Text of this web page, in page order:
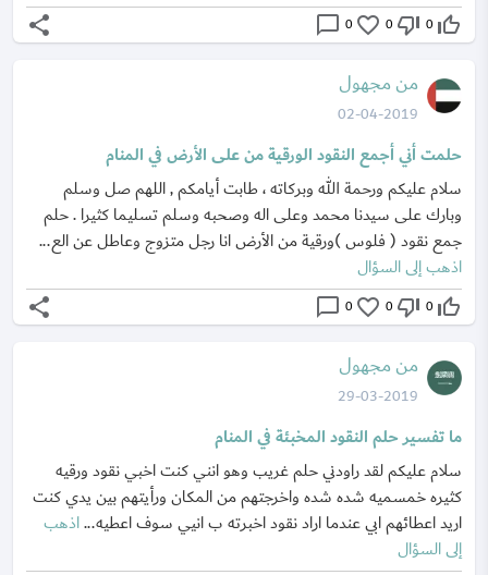
thumb_up_off_alt
0
thumb_down_off_alt
0
favorite_border
0
chat_bubble_outline
share
من مجهول
02-04-2019
حلمت أني أجمع النقود الورقية من على الأرض في المنام
سلام عليكم ورحمة الله وبركاته ، طابت أيامكم , اللهم صل وسلم
وبارك على سيدنا محمد وعلى اله وصحبه وسلم تسليما كثيرا . حلم
جمع نقود ( فلوس )ورقية من الأرض انا رجل متزوج وعاطل عن الع...
اذهب إلى السؤال
thumb_up_off_alt
0
thumb_down_off_alt
0
favorite_border
0
chat_bubble_outline
share
من مجهول
29-03-2019
ما تفسير حلم النقود المخبئة في المنام
‏سلام عليكم لقد راودني حلم غريب وهو انني كنت اخبي نقود ورقيه
كثيره خمسميه شده شده واخرجتهم من المكان ورأيتهم بين يدي كنت
اريد اعطائهم ابي عندما اراد نقود اخبرته ب انيي سوف اعطيه...اذهب
إلى السؤال